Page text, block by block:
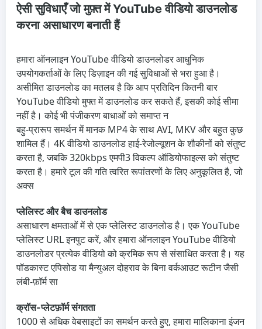
ऐसी सुविधाएँ जो मुफ़्त में YouTube वीडियो डाउनलोड
करना असाधारण बनाती हैं
हमारा ऑनलाइन YouTube वीडियो डाउनलोडर आधुनिक
उपयोगकर्ताओं के लिए डिज़ाइन की गई सुविधाओं से भरा हुआ है।
असीमित डाउनलोड का मतलब है कि आप प्रतिदिन कितनी बार
YouTube वीडियो मुफ्त में डाउनलोड कर सकते हैं, इसकी कोई सीमा
नहीं है। कोई भी पंजीकरण बाधाओं को समाप्त न
बहु-प्रारूप समर्थन में मानक MP4 के साथ AVI, MKV और बहुत कुछ
शामिल हैं। 4K वीडियो डाउनलोड हाई-रेजोल्यूशन के शौकीनों को संतुष्ट
करता है, जबकि 320kbps एमपी3 विकल्प ऑडियोफाइल्स को संतुष्ट
करता है। हमारे टूल की गति त्वरित रूपांतरणों के लिए अनुकूलित है, जो
अक्स
प्लेलिस्ट और बैच डाउनलोड
असाधारण क्षमताओं में से एक प्लेलिस्ट डाउनलोड है। एक YouTube
प्लेलिस्ट URL इनपुट करें, और हमारा ऑनलाइन YouTube वीडियो
डाउनलोडर प्रत्येक वीडियो को क्रमिक रूप से संसाधित करता है। यह
पॉडकास्ट एपिसोड या मैन्युअल दोहराव के बिना वर्कआउट रूटीन जैसी
लंबी-फ़ॉर्म सा
क्रॉस-प्लेटफ़ॉर्म संगतता
1000 से अधिक वेबसाइटों का समर्थन करते हुए, हमारा मालिकाना इंजन